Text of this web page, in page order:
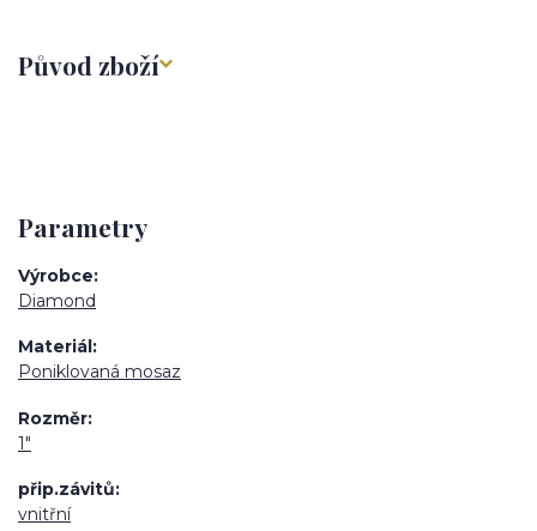
Původ zboží
Parametry
Výrobce
Diamond
Materiál
Poniklovaná mosaz
Rozměr
1"
přip.závitů
vnitřní